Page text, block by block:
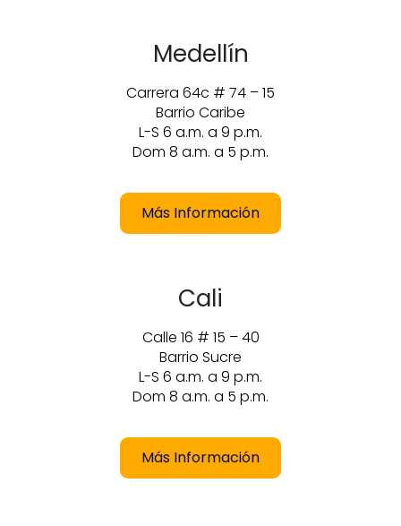
Medellín
Carrera 64c # 74 – 15
Barrio Caribe
L-S 6 a.m. a 9 p.m.
Dom 8 a.m. a 5 p.m.
Más Información
Cali
Calle 16 # 15 – 40
Barrio Sucre
L-S 6 a.m. a 9 p.m.
Dom 8 a.m. a 5 p.m.
Más Información